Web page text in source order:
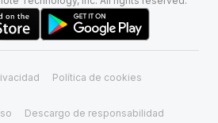
Política de cookies
Descargo de responsabilidad